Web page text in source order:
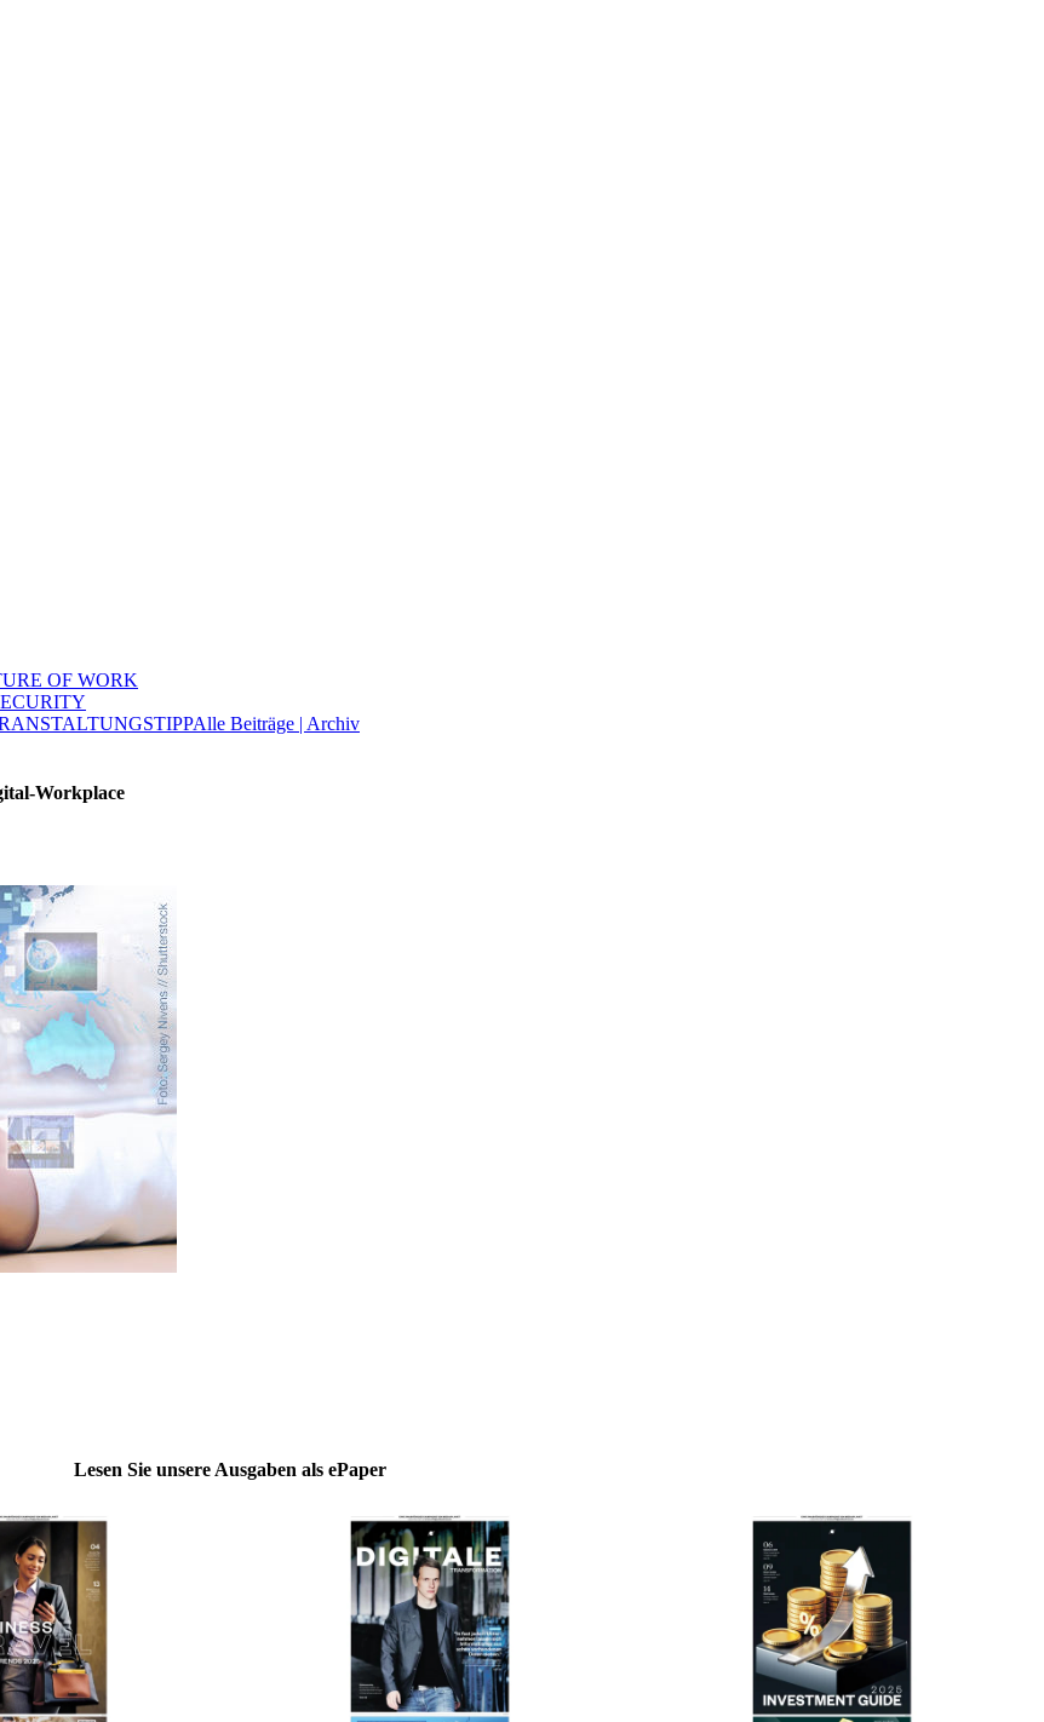
OF WORK
Alle Beiträge | Archiv
Workplace
Lesen Sie unsere Ausgaben als ePaper